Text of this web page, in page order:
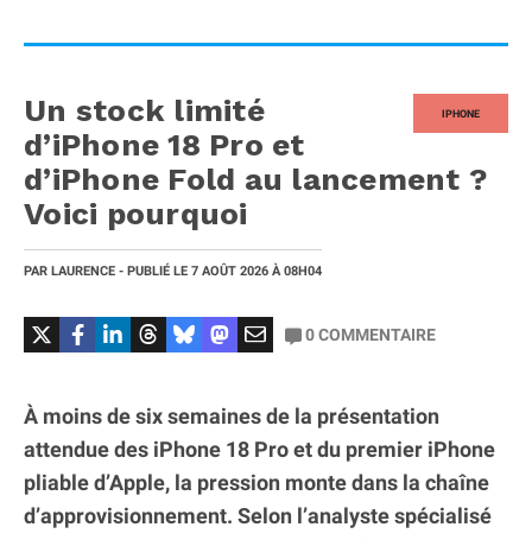
IPHONE
Un stock limité
d’iPhone 18 Pro et
d’iPhone Fold au lancement ?
Voici pourquoi
PAR LAURENCE - PUBLIÉ LE 7 AOÛT 2026 À 08H04
0COMMENTAIRE
À moins de six semaines de la présentation
attendue des iPhone 18 Pro et du premier iPhone
pliable d’Apple, la pression monte dans la chaîne
d’approvisionnement. Selon l’analyste spécialisé